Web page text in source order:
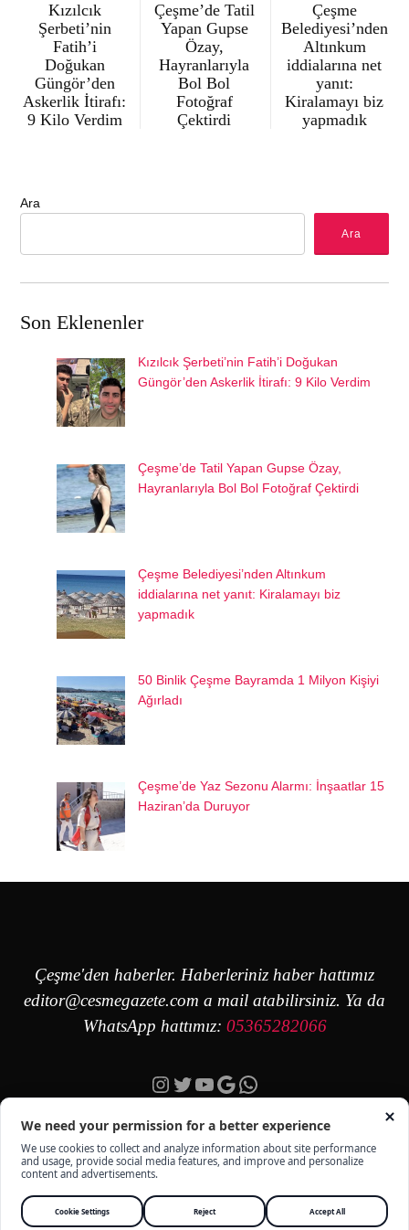
Kızılcık
Şerbeti’nin
Fatih’i
Doğukan
Güngör’den
Askerlik İtirafı:
9 Kilo Verdim
Çeşme’de Tatil
Yapan Gupse
Özay,
Hayranlarıyla
Bol Bol
Fotoğraf
Çektirdi
Çeşme
Belediyesi’nden
Altınkum
iddialarına net
yanıt:
Kiralamayı biz
yapmadık
Ara
Ara
Son Eklenenler
Kızılcık Şerbeti’nin Fatih’i Doğukan
Güngör’den Askerlik İtirafı: 9 Kilo Verdim
Çeşme’de Tatil Yapan Gupse Özay,
Hayranlarıyla Bol Bol Fotoğraf Çektirdi
Çeşme Belediyesi’nden Altınkum
iddialarına net yanıt: Kiralamayı biz
yapmadık
50 Binlik Çeşme Bayramda 1 Milyon Kişiyi
Ağırladı
Çeşme’de Yaz Sezonu Alarmı: İnşaatlar 15
Haziran’da Duruyor
Çeşme'den haberler. Haberleriniz haber hattımız
editor@cesmegazete.com a mail atabilirsiniz. Ya da
WhatsApp hattımız: 05365282066
Instagram
Twitter
YouTube
Google
https://wa.me/
ÇEŞME GAZETE - TÜM HAKKI SAKLIDIR - KÜNYE